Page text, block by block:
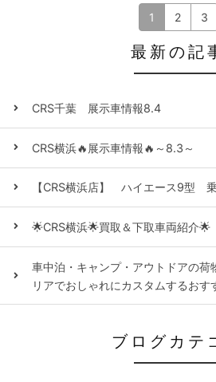
1 2 3
最新の記
CRS千葉 展示車情報8.4
CRS横浜🔥展示車情報🔥～8.3～
【CRS横浜店】 ハイエース9型
🌟CRS横浜🌟買取＆下取車両紹介🌟
車中泊・キャンプ・アウトドアの荷
リアでおしゃれにカスタムするおす
ブログカテ